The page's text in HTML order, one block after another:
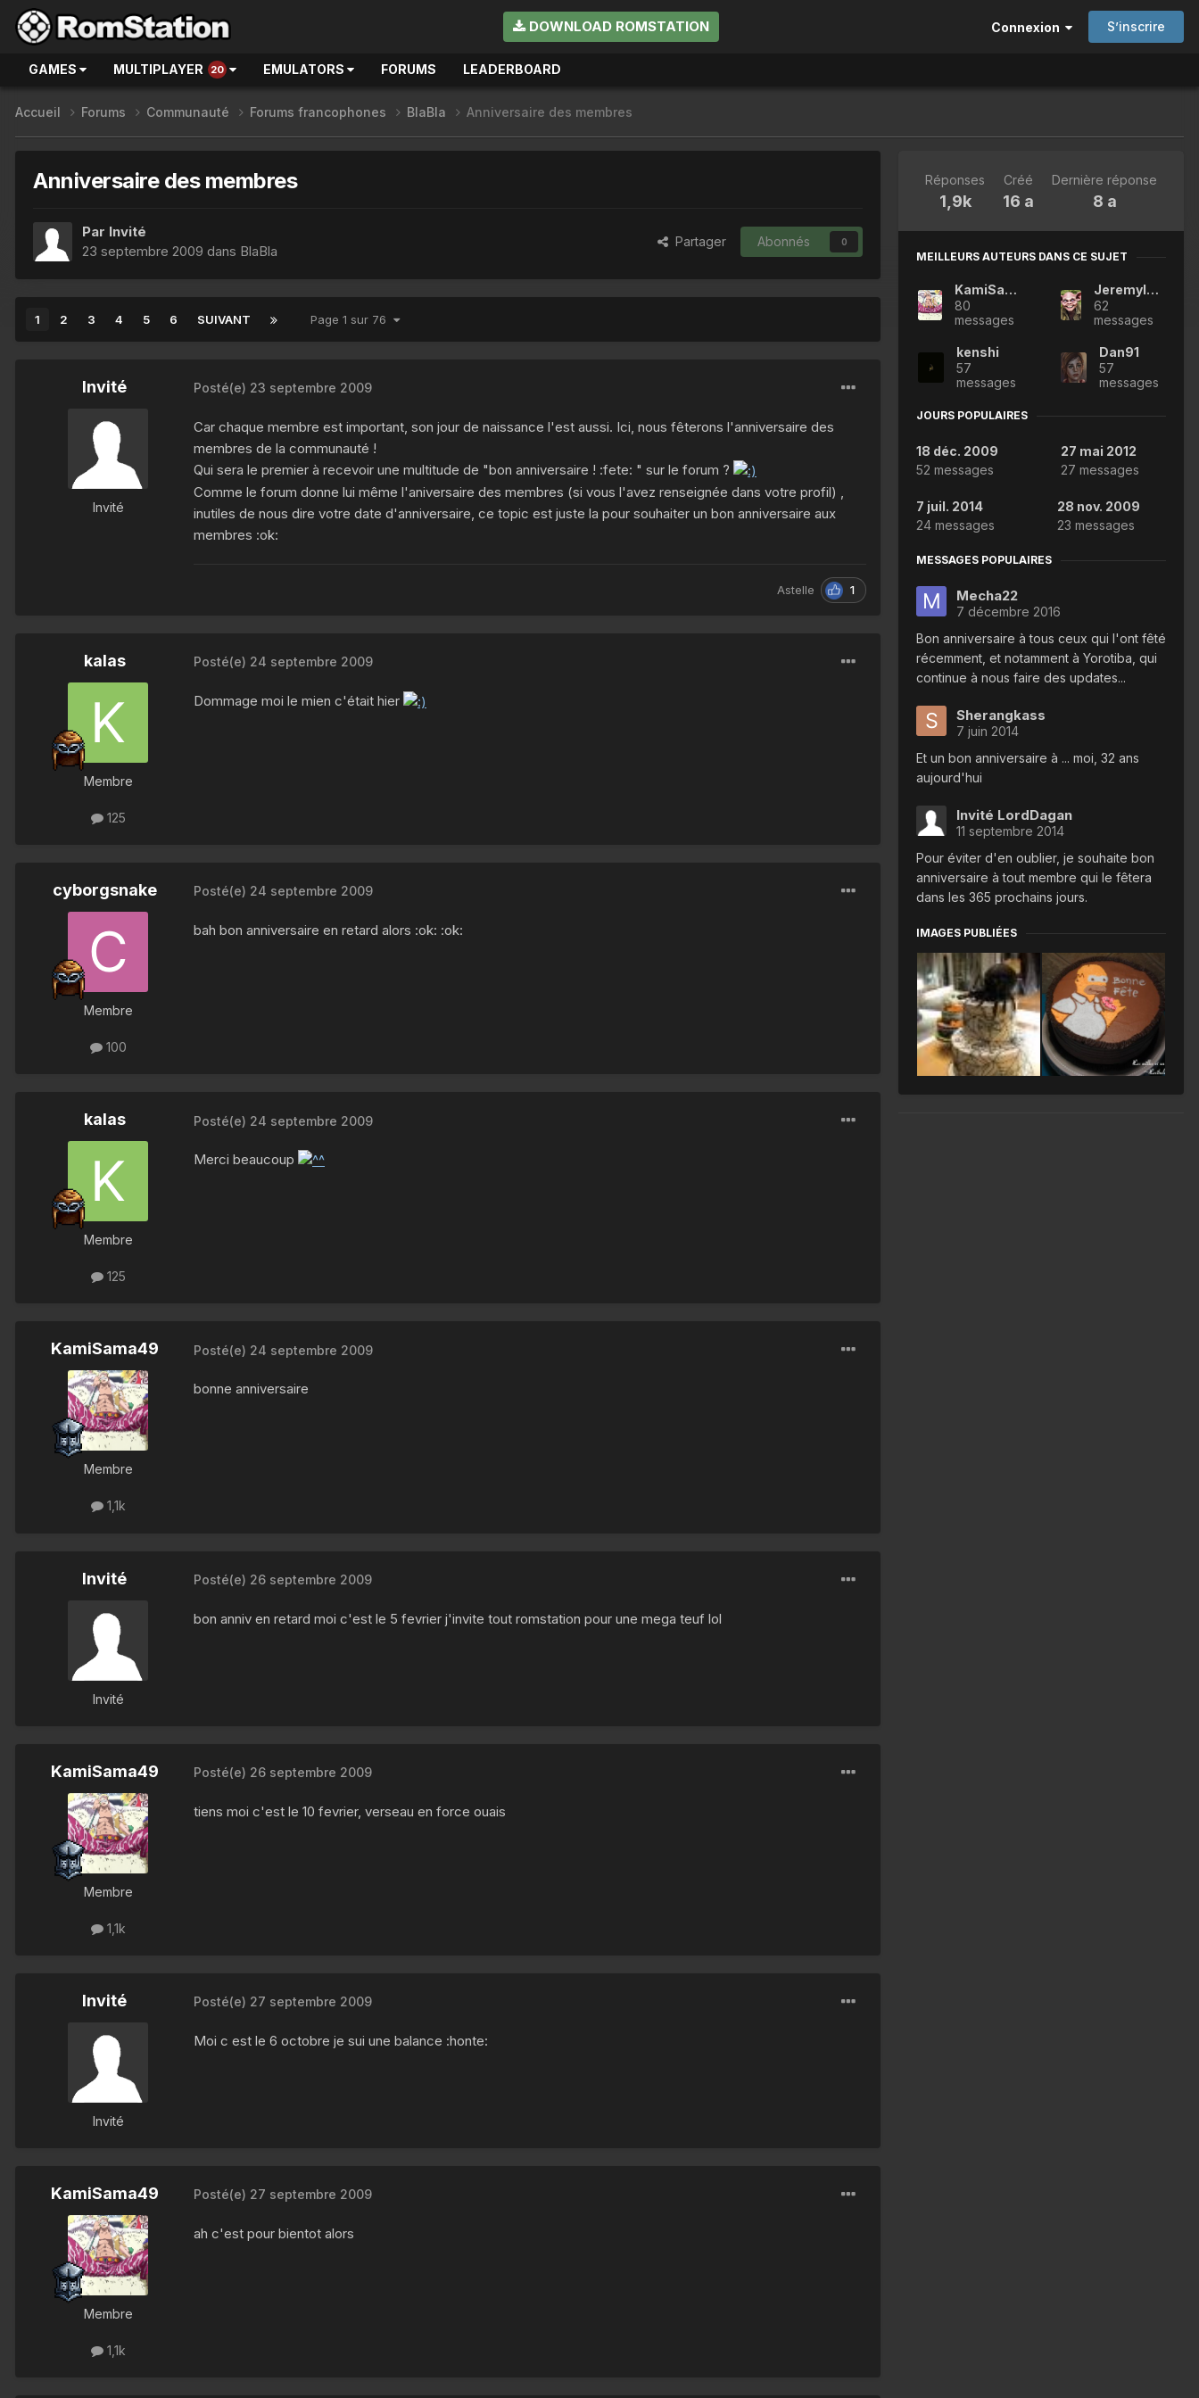
DOWNLOAD ROMSTATION Connexion S’inscrire
GAMES MULTIPLAYER 20 EMULATORS FORUMS LEADERBOARD
Accueil Forums Communauté Forums francophones BlaBla Anniversaire des membres
Anniversaire des membres
Par Invité
23 septembre 2009 dans BlaBla
Partager Abonnés 0
1 2 3 4 5 6 SUIVANT Page 1 sur 76
Invité
Invité
Posté(e) 23 septembre 2009
Car chaque membre est important, son jour de naissance l'est aussi. Ici, nous fêterons l'anniversaire des
membres de la communauté !
Qui sera le premier à recevoir une multitude de "bon anniversaire ! :fete: " sur le forum ?
Comme le forum donne lui même l'aniversaire des membres (si vous l'avez renseignée dans votre profil) ,
inutiles de nous dire votre date d'anniversaire, ce topic est juste la pour souhaiter un bon anniversaire aux
membres :ok:
Astelle 1
kalas
Membre
125
Posté(e) 24 septembre 2009
Dommage moi le mien c'était hier
cyborgsnake
Membre
100
Posté(e) 24 septembre 2009
bah bon anniversaire en retard alors :ok: :ok:
kalas
Membre
125
Posté(e) 24 septembre 2009
Merci beaucoup
KamiSama49
Membre
1,1k
Posté(e) 24 septembre 2009
bonne anniversaire
Invité
Invité
Posté(e) 26 septembre 2009
bon anniv en retard moi c'est le 5 fevrier j'invite tout romstation pour une mega teuf lol
KamiSama49
Membre
1,1k
Posté(e) 26 septembre 2009
tiens moi c'est le 10 fevrier, verseau en force ouais
Invité
Invité
Posté(e) 27 septembre 2009
Moi c est le 6 octobre je sui une balance :honte:
KamiSama49
Membre
1,1k
Posté(e) 27 septembre 2009
ah c'est pour bientot alors
Réponses
1,9k
Créé
16 a
Dernière réponse
8 a
MEILLEURS AUTEURS DANS CE SUJET
KamiSama49
80
messages
Jeremylegobelin
62
messages
kenshi
57
messages
Dan91
57
messages
JOURS POPULAIRES
18 déc. 2009
52 messages
27 mai 2012
27 messages
7 juil. 2014
24 messages
28 nov. 2009
23 messages
MESSAGES POPULAIRES
Mecha22
7 décembre 2016
Bon anniversaire à tous ceux qui l'ont fêté
récemment, et notamment à Yorotiba, qui
continue à nous faire des updates...
Sherangkass
7 juin 2014
Et un bon anniversaire à ... moi, 32 ans
aujourd'hui
Invité LordDagan
11 septembre 2014
Pour éviter d'en oublier, je souhaite bon
anniversaire à tout membre qui le fêtera
dans les 365 prochains jours.
IMAGES PUBLIÉES